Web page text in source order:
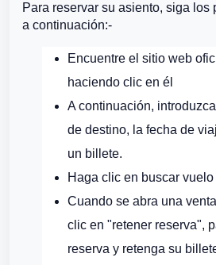
Para reservar su asiento, siga los
a continuación:-
Encuentre el sitio web
haciendo clic en él
A continuación,
de destino, la fecha de
un billete.
Haga clic en buscar
Cuando se abra una
clic en "retener reserva",
reserva y retenga su